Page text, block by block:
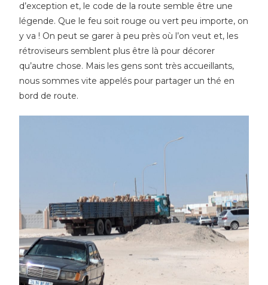
d’exception et, le code de la route semble être une
légende. Que le feu soit rouge ou vert peu importe, on
y va ! On peut se garer à peu près où l’on veut et, les
rétroviseurs semblent plus être là pour décorer
qu’autre chose. Mais les gens sont très accueillants,
nous sommes vite appelés pour partager un thé en
bord de route.